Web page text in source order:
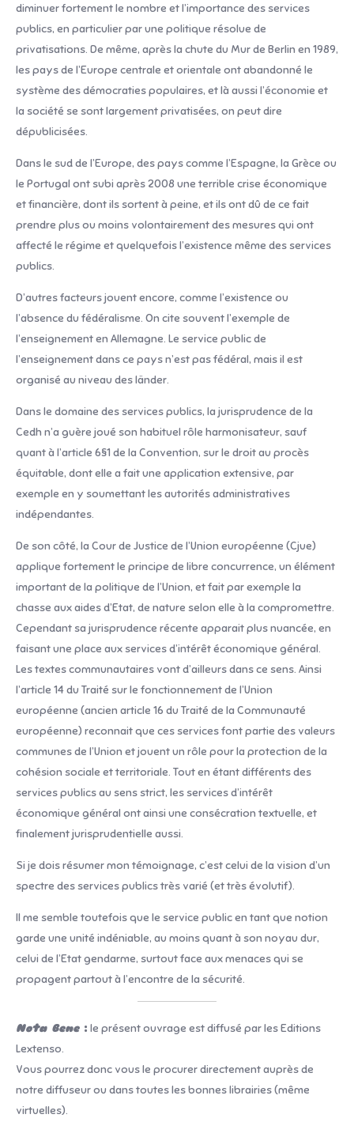
diminuer fortement le nombre et l’importance des services
publics, en particulier par une politique résolue de
privatisations. De même, après la chute du Mur de Berlin en 1989,
les pays de l’Europe centrale et orientale ont abandonné le
système des démocraties populaires, et là aussi l’économie et
la société se sont largement privatisées, on peut dire
dépublicisées.
Dans le sud de l’Europe, des pays comme l’Espagne, la Grèce ou
le Portugal ont subi après 2008 une terrible crise économique
et financière, dont ils sortent à peine, et ils ont dû de ce fait
prendre plus ou moins volontairement des mesures qui ont
affecté le régime et quelquefois l’existence même des services
publics.
D’autres facteurs jouent encore, comme l’existence ou
l’absence du fédéralisme. On cite souvent l’exemple de
l’enseignement en Allemagne. Le service public de
l’enseignement dans ce pays n’est pas fédéral, mais il est
organisé au niveau des länder.
Dans le domaine des services publics, la jurisprudence de la
Cedh n’a guère joué son habituel rôle harmonisateur, sauf
quant à l’article 6§1 de la Convention, sur le droit au procès
équitable, dont elle a fait une application extensive, par
exemple en y soumettant les autorités administratives
indépendantes.
De son côté, la Cour de Justice de l’Union européenne (Cjue)
applique fortement le principe de libre concurrence, un élément
important de la politique de l’Union, et fait par exemple la
chasse aux aides d’Etat, de nature selon elle à la compromettre.
Cependant sa jurisprudence récente apparait plus nuancée, en
faisant une place aux services d’intérêt économique général.
Les textes communautaires vont d’ailleurs dans ce sens. Ainsi
l’article 14 du Traité sur le fonctionnement de l’Union
européenne (ancien article 16 du Traité de la Communauté
européenne) reconnait que ces services font partie des valeurs
communes de l’Union et jouent un rôle pour la protection de la
cohésion sociale et territoriale. Tout en étant différents des
services publics au sens strict, les services d’intérêt
économique général ont ainsi une consécration textuelle, et
finalement jurisprudentielle aussi.
Si je dois résumer mon témoignage, c’est celui de la vision d’un
spectre des services publics très varié (et très évolutif).
Il me semble toutefois que le service public en tant que notion
garde une unité indéniable, au moins quant à son noyau dur,
celui de l’Etat gendarme, surtout face aux menaces qui se
propagent partout à l’encontre de la sécurité.
Nota Bene: le présent ouvrage est diffusé par les Editions
Lextenso.
Vous pourrez donc vous le procurer directement auprès de
notre diffuseur ou dans toutes les bonnes librairies (même
virtuelles).